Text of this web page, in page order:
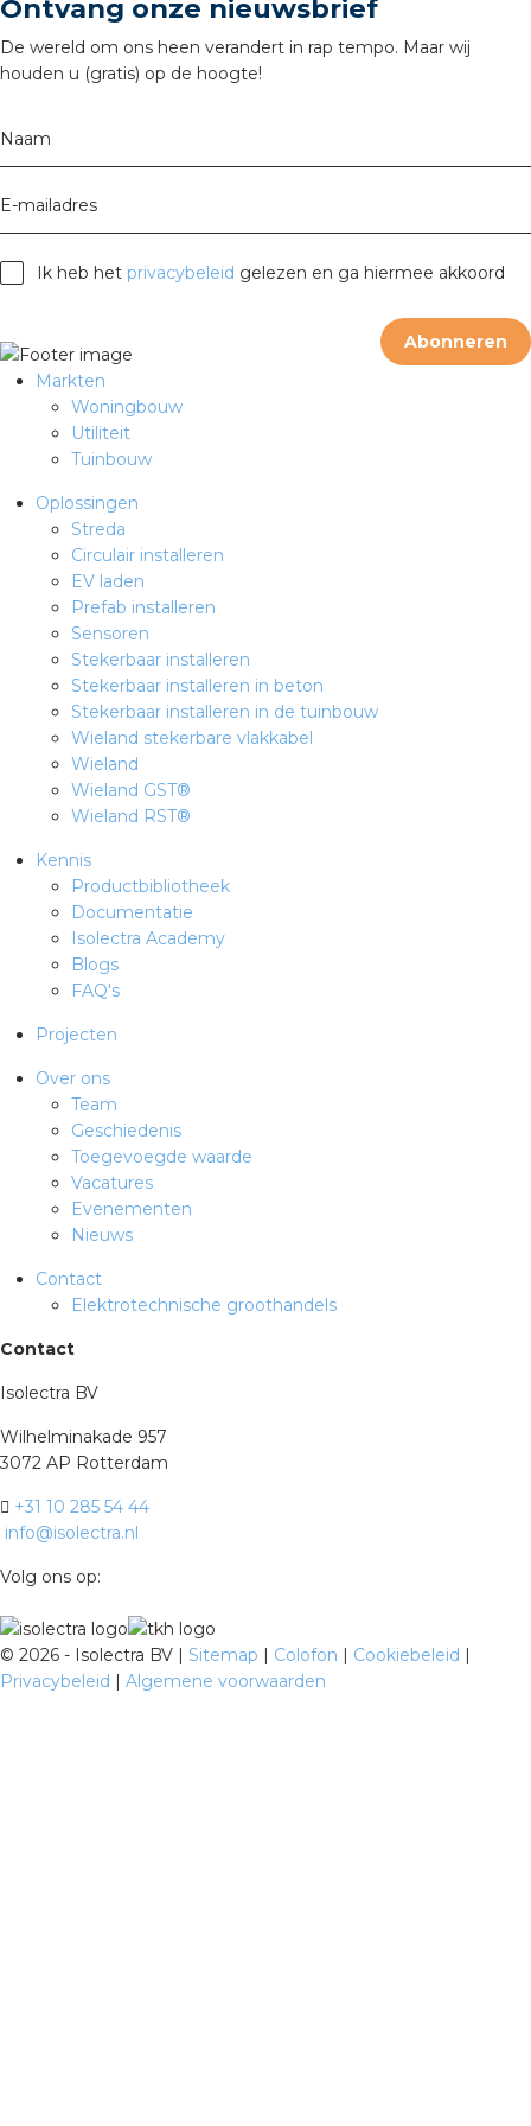
Ontvang onze nieuwsbrief
De wereld om ons heen verandert in rap tempo. Maar wij
houden u (gratis) op de hoogte!
Naam
E-mailadres
Ik heb het privacybeleid gelezen en ga hiermee akkoord
Abonneren
GST®
Academy
waarde
groothandels
Markten
Woningbouw
Utiliteit
Tuinbouw
Oplossingen
Streda
Circulair installeren
EV laden
Prefab installeren
Sensoren
Stekerbaar installeren
Stekerbaar installeren in beton
Stekerbaar installeren in de tuinbouw
Wieland stekerbare vlakkabel
Wieland
Wieland GST®
Wieland RST®
Kennis
Productbibliotheek
Documentatie
Isolectra Academy
Blogs
FAQ's
Projecten
Over ons
Team
Geschiedenis
Toegevoegde waarde
Vacatures
Evenementen
Nieuws
Contact
Elektrotechnische groothandels
Contact
Isolectra BV
Wilhelminakade 957
3072 AP Rotterdam
+31 10 285 54 44
info@isolectra.nl
Volg ons op:
© 2026 - Isolectra BV | Sitemap | Colofon | Cookiebeleid |
Privacybeleid | Algemene voorwaarden